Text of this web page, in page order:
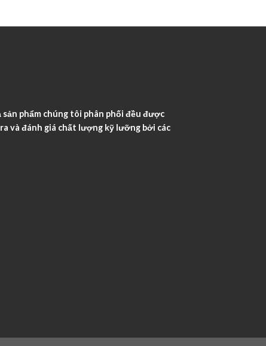
phẩm chúng tôi phân phối đều được
và đánh giá chất lượng kỹ lưỡng bởi các